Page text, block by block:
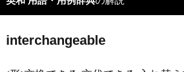
interchangeable